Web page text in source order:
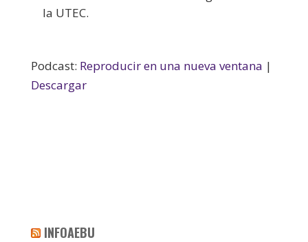
la UTEC.
Podcast: Reproducir en una nueva ventana |
Descargar
INFOAEBU